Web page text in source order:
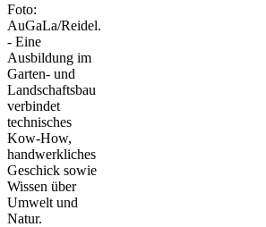
Foto:
AuGaLa/Reidel.
- Eine
Ausbildung im
Garten- und
Landschaftsbau
verbindet
technisches
Kow-How,
handwerkliches
Geschick sowie
Wissen über
Umwelt und
Natur.